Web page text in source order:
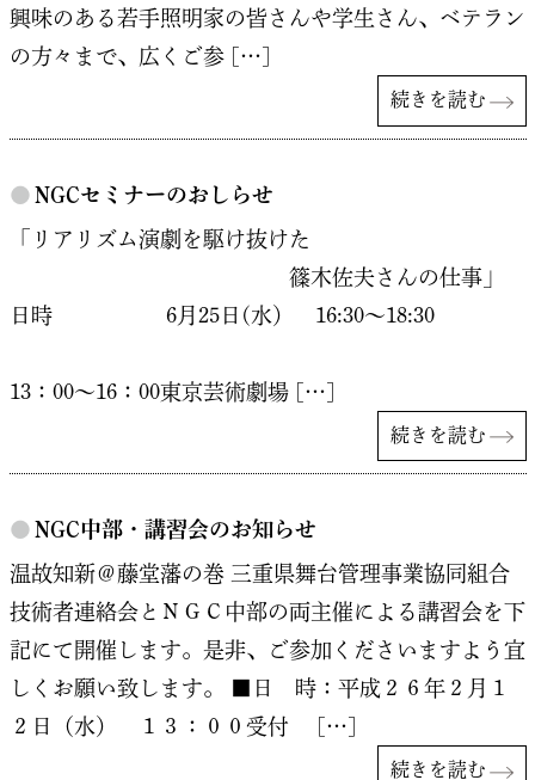
興味のある若手照明家の皆さんや学生さん、ベテラン
の方々まで、広くご参 […]
続きを読む
● NGCセミナーのおしらせ
「リアリズム演劇を駆け抜けた
篠木佐夫さんの仕事」
日時 6月25日(水） 16:30～18:30
13：00～16：00東京芸術劇場 […]
続きを読む
● NGC中部・講習会のお知らせ
温故知新＠藤堂藩の巻 三重県舞台管理事業協同組合
技術者連絡会とＮＧＣ中部の両主催による講習会を下
記にて開催します。是非、ご参加くださいますよう宜
しくお願い致します。 ■日 時：平成２６年２月１
２日（水） １３：００受付 […]
続きを読む